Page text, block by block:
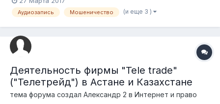
крупном размере. Написал бывший клиент, который даже не
подписал договор на услуги аккредитива. В течении всего
Аудиозапись Мошеничество (и еще 3 )
Деятельность фирмы "Tele trade"
("Телетрейд") в Астане и Казахстане
тема форума создал Александр 2 в Интернет и право